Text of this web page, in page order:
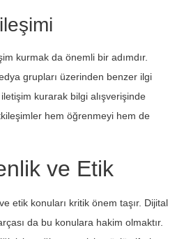
kurmak da önemli bir adımdır.
grupları üzerinden benzer ilgi
kurarak bilgi alışverişinde
hem öğrenmeyi hem de
ve Etik
etik konuları kritik önem taşır. Dijital
da bu konulara hakim olmaktır.